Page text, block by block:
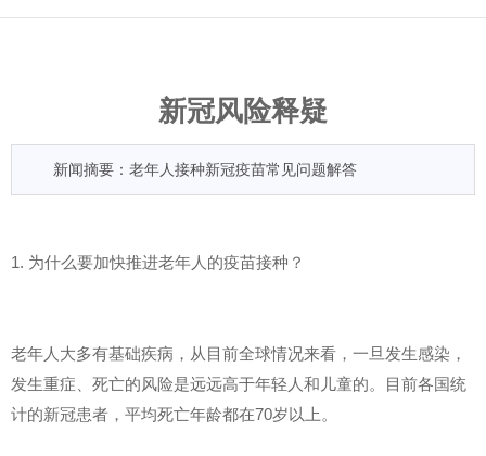
新冠风险释疑
新闻摘要：老年人接种新冠疫苗常见问题解答
1. 为什么要加快推进老年人的疫苗接种？
老年人大多有基础疾病，从目前全球情况来看，一旦发生感染，
发生重症、死亡的风险是远远高于年轻人和儿童的。目前各国统
计的新冠患者，平均死亡年龄都在70岁以上。